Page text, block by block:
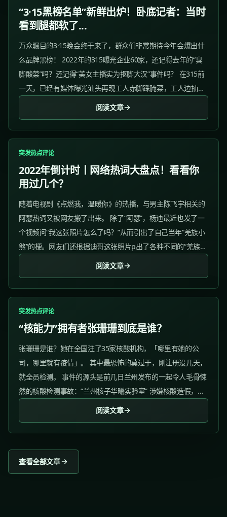
“3·15黑榜名单”新鲜出炉！卧底记者：当时
看到腿都软了...
万众瞩目的3·15晚会终于来了，群众们非常期待今年会爆出什
么品牌黑榜！ 2022年的315曝光企业60家，还记得去年的“臭
脚酸菜”吗？还记得“美女主播实为抠脚大汉”事件吗？ 在315前
一天，已经有媒体曝光汕头再现工人赤脚踩腌菜，工人边抽烟
边干活！经媒体一发布，汕头市监局连夜查封多家腌制菜生产
商。...
阅读文章
突发热点评论
2022年倒计时丨网络热词大盘点！看看你
用过几个？
随着电视剧《点燃我，温暖你》的热播，与男主陈飞宇相关的
阿瑟热词又被网友搬了出来。 除了“阿瑟”，杨迪最近也发了一
个视频问“我这张照片怎么了吗？”从而引出了自己当年“羌族小
煞”的梗。网友们还根据迪哥这张照片p出了各种不同的“羌族小
煞”。 网络热词层出不穷，真的不得不佩服网友们造词与玩梗
的脑洞！...
阅读文章
突发热点评论
“核能力”拥有者张珊珊到底是谁？
张珊珊是谁？她在全国注了35家核酸机构，「哪里有她的公
司，哪里就有疫情」。 其中最恐怖的莫过于，刚注册没几天，
就全员检测。 事件的源头是前几日兰州发布的一起令人毛骨悚
然的核酸检测事故：“兰州核子华曦实验室” 涉嫌核酸造假，把
阳性患者改写为阴性。让阳性人员可以随意走动，造成疫情再
次传播。...
阅读文章
查看全部文章